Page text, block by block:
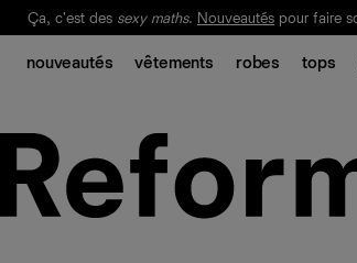
Notre Bilan Responsable 2025 est ici. Lisez-le
Ça, c'est des sexy maths. Nouveautés pour faire
nouveautés vêtements robes tops